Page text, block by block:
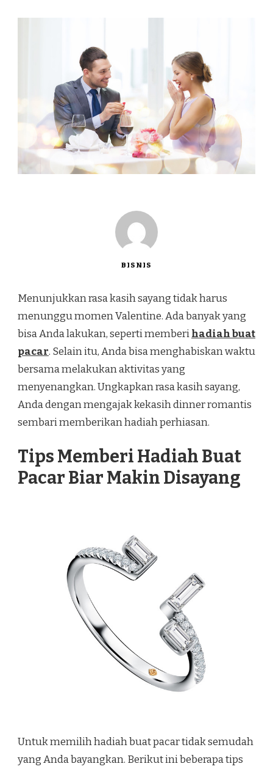
BISNIS
Menunjukkan rasa kasih sayang tidak harus
menunggu momen Valentine. Ada banyak yang
bisa Anda lakukan, seperti memberihadiah buat
pacar. Selain itu, Anda bisa menghabiskan waktu
bersama melakukan aktivitas yang
menyenangkan. Ungkapkan rasa kasih sayang,
Anda dengan mengajak kekasih dinner romantis
sembari memberikan hadiah perhiasan.
Tips Memberi Hadiah Buat
Pacar Biar Makin Disayang
Untuk memilih hadiah buat pacar tidak semudah
yang Anda bayangkan. Berikut ini beberapa tips